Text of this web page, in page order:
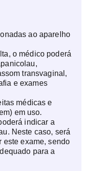
ao aparelho
o médico poderá
transvaginal,
e exames
médicas e
em uso.
indicar a
Neste caso, será
este exame, sendo
para a